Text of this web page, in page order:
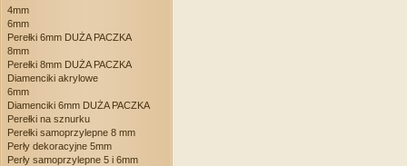
4mm
6mm
Perełki 6mm DUŻA PACZKA
8mm
Perełki 8mm DUŻA PACZKA
Diamenciki akrylowe
6mm
Diamenciki 6mm DUŻA PACZKA
Perełki na sznurku
Perełki samoprzylepne 8 mm
Perły dekoracyjne 5mm
Perły samoprzylepne 5 i 6mm